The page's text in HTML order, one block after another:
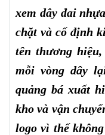
xem dây đai
chặt và cố định
tên thương
mỗi vòng dây
quảng bá xuất
kho và vận
logo vì thế